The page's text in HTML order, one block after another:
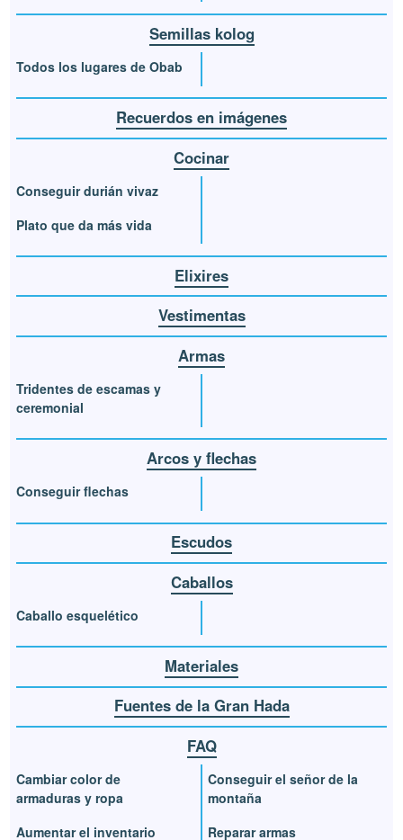
Semillas kolog
Todos los lugares de Obab
Recuerdos en imágenes
Cocinar
Conseguir durián vivaz
Plato que da más vida
Elixires
Vestimentas
Armas
Tridentes de escamas y
ceremonial
Arcos y flechas
Conseguir flechas
Escudos
Caballos
Caballo esquelético
Materiales
Fuentes de la Gran Hada
FAQ
Cambiar color de
armaduras y ropa
Aumentar el inventario
Conseguir el señor de la
montaña
Reparar armas